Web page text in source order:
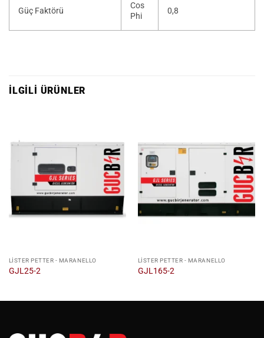
Güç Faktörü
Cos
Phi
0,8
İLGILI ÜRÜNLER
LISTER PETTER - MARANELLO
GJL25-2
LISTER PETTER - MARANELLO
GJL165-2